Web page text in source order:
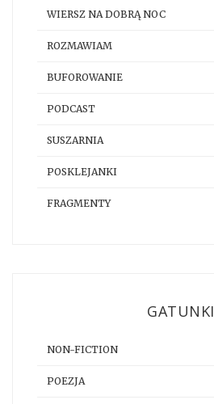
WIERSZ NA DOBRĄ NOC
ROZMAWIAM
BUFOROWANIE
PODCAST
SUSZARNIA
POSKLEJANKI
FRAGMENTY
GATUNKI
NON-FICTION
POEZJA